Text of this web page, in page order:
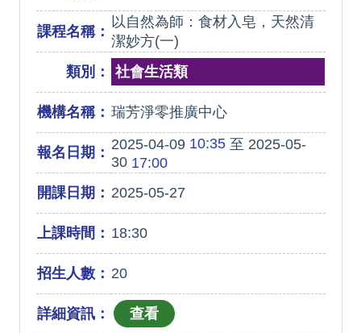
課程名稱：
以自然為師：食材入皂，天然清
潔妙方(一)
類別：
社會生活類
機構名稱： 瑞芳淨零推廣中心
報名日期： 2025-04-0910:35至 2025-05-
3017:00
開課日期： 2025-05-27
上課時間： 18:30
招生人數： 20
詳細資訊：